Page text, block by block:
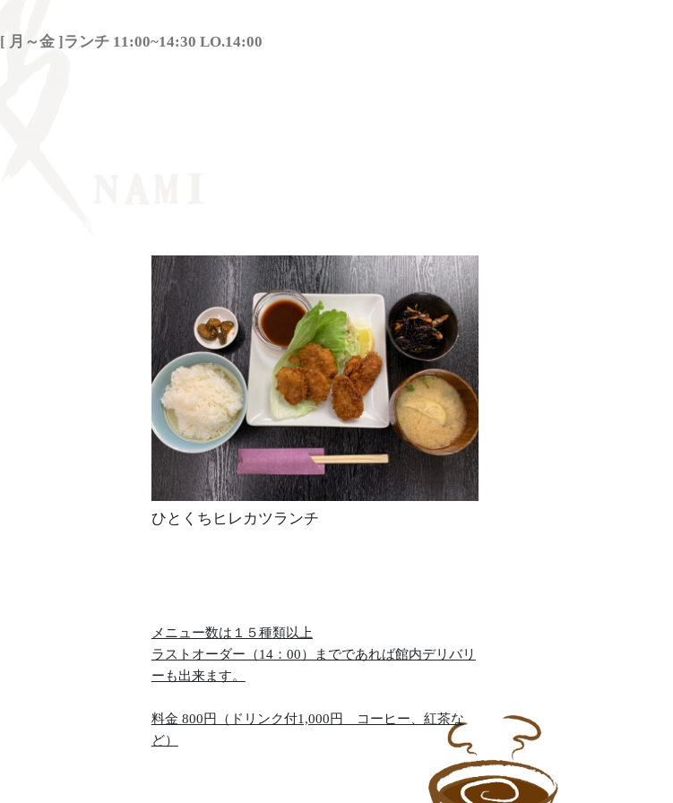
[ 月～金 ]ランチ 11:00~14:30 LO.14:00
ひとくちヒレカツランチ
メニュー数は１５種類以上
ラストオーダー（14：00）までであれば館内デリバリ
ーも出来ます。
料金 800円（ドリンク付1,000円 コーヒー、紅茶な
ど）